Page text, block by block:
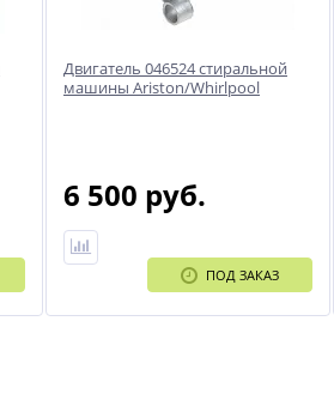
Двигатель 046524 стиральной
машины Ariston/Whirlpool
6 500 руб.
ПОД ЗАКАЗ